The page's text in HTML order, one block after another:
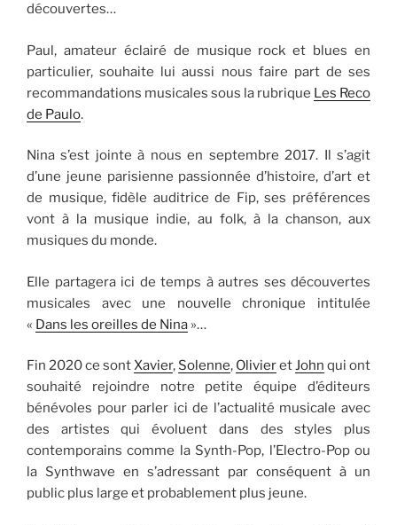
découvertes…
Paul, amateur éclairé de musique rock et blues en
particulier, souhaite lui aussi nous faire part de ses
recommandations musicales sous la rubrique Les Reco
de Paulo.
Nina s’est jointe à nous en septembre 2017. Il s’agit
d’une jeune parisienne passionnée d’histoire, d’art et
de musique, fidèle auditrice de Fip, ses préférences
vont à la musique indie, au folk, à la chanson, aux
musiques du monde.
Elle partagera ici de temps à autres ses découvertes
musicales avec une nouvelle chronique intitulée
« Dans les oreilles de Nina »…
Fin 2020 ce sontXavier, Solenne, OlivieretJohn qui ont
souhaité rejoindre notre petite équipe d’éditeurs
bénévoles pour parler ici de l’actualité musicale avec
des artistes qui évoluent dans des styles plus
contemporains comme la Synth-Pop, l’Electro-Pop ou
la Synthwave en s’adressant par conséquent à un
public plus large et probablement plus jeune.